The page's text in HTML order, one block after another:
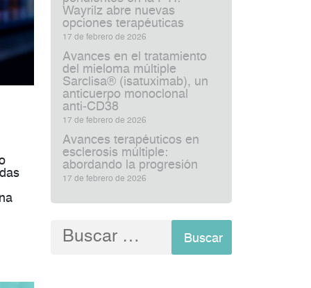
Wayrilz abre nuevas
opciones terapéuticas
17 de febrero de 2026
Avances en el tratamiento
del mieloma múltiple
Sarclisa® (isatuximab), un
anticuerpo monoclonal
anti‑CD38
17 de febrero de 2026
Avances terapéuticos en
esclerosis múltiple:
abordando la progresión
17 de febrero de 2026
Buscar: